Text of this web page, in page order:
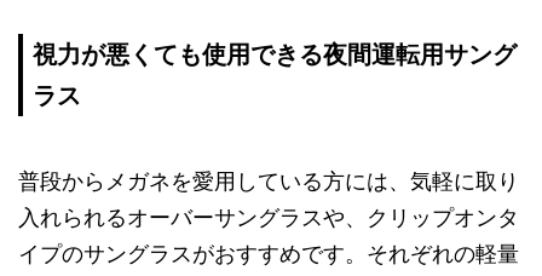
視力が悪くても使用できる夜間運転用サング
ラス
普段からメガネを愛用している方には、気軽に取り
入れられるオーバーサングラスや、クリップオンタ
イプのサングラスがおすすめです。それぞれの軽量